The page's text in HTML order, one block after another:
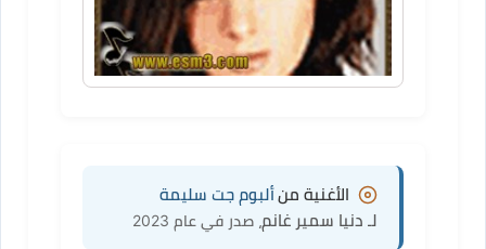
الأغنية منألبوم جت سليمة
لـ دنيا سمير غانم ، صدر في عام 2023